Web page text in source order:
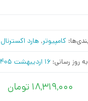
کامپیوتر, هارد اکسترنال
روز رسانی: 16 اردیبهشت 1405
18,319,000 تومان